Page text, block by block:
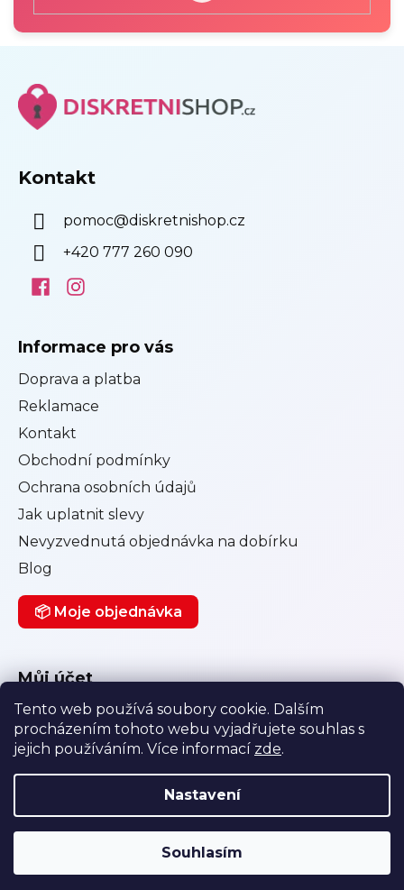
Tento web používá soubory cookie. Dalším
procházením tohoto webu vyjadřujete souhlas s
jejich používáním. Více informací zde.
Nastavení
Souhlasím
PŘIHLÁSIT
SE
Kontakt
pomoc@diskretnishop.cz
+420 777 260 090
Informace pro vás
Doprava a platba
Reklamace
Kontakt
Obchodní podmínky
Ochrana osobních údajů
Jak uplatnit slevy
Nevyzvednutá objednávka na dobírku
Blog
📦 Moje objednávka
Můj účet
Přihlásit se
Registrace
Vytvořil Shoptet|Anque Media
Diskretnishop.cz
vyhrazena.Upravit nastavení cookies